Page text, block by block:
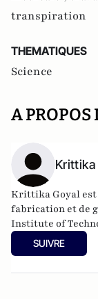
transpiration
THEMATIQUES
Science
A PROPOS
Krittika
Krittika Goyal est
fabrication et de
Institute of
SUIVRE